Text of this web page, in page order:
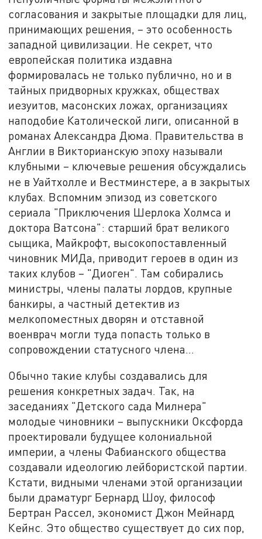
согласования и закрытые площадки для лиц,
принимающих решения, – это особенность
западной цивилизации. Не секрет, что
европейская политика издавна
формировалась не только публично, но и в
тайных придворных кружках, обществах
иезуитов, масонских ложах, организациях
наподобие Католической лиги, описанной в
романах Александра Дюма. Правительства в
Англии в Викторианскую эпоху называли
клубными – ключевые решения обсуждались
не в Уайтхолле и Вестминстере, а в закрытых
клубах. Вспомним эпизод из советского
сериала "Приключения Шерлока Холмса и
доктора Ватсона": старший брат великого
сыщика, Майкрофт, высокопоставленный
чиновник МИДа, приводит героев в один из
таких клубов – "Диоген". Там собирались
министры, члены палаты лордов, крупные
банкиры, а частный детектив из
мелкопоместных дворян и отставной
военврач могли туда попасть только в
сопровождении статусного члена…
Обычно такие клубы создавались для
решения конкретных задач. Так, на
заседаниях "Детского сада Милнера"
молодые чиновники – выпускники Оксфорда
проектировали будущее колониальной
империи, а члены Фабианского общества
создавали идеологию лейбористской партии.
Кстати, видными членами этой организации
были драматург Бернард Шоу, философ
Бертран Рассел, экономист Джон Мейнард
Кейнс. Это общество существует до сих пор,